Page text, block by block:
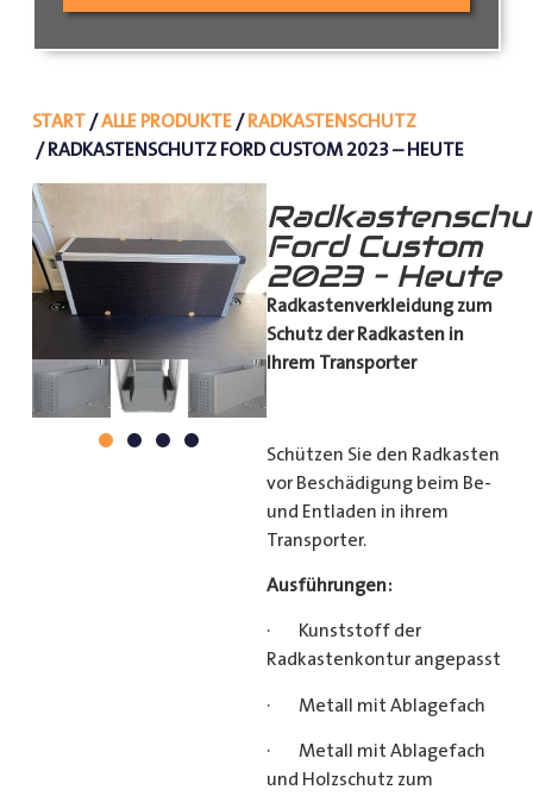
START/ALLE PRODUKTE/RADKASTENSCHUTZ
/ RADKASTENSCHUTZ FORD CUSTOM 2023 – HEUTE
Ford Custom
2023 – Heute
Radkastenverkleidung zum
Schutz der Radkasten in
Ihrem Transporter
Schützen Sie den Radkasten
vor Beschädigung beim Be-
und Entladen in ihrem
Transporter.
Ausführungen:
· Kunststoff der
Radkastenkontur angepasst
· Metall mit Ablagefach
· Metall mit Ablagefach
und Holzschutz zum